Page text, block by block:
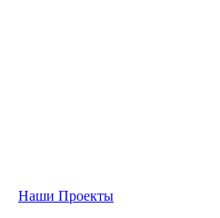
Наши Проекты